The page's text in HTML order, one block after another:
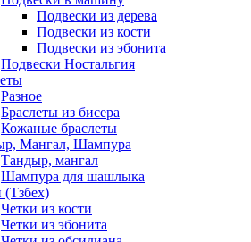
Подвески из дерева
Подвески из кости
Подвески из эбонита
Подвески Ностальгия
Разное
Браслеты из бисера
Кожаные браслеты
Мангал, Шампура
Тандыр, мангал
Шампура для шашлыка
(Тзбех)
Четки из кости
Четки из эбонита